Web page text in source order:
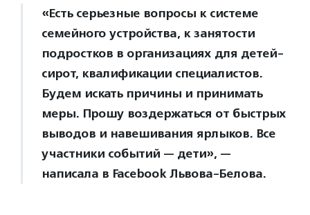
«Есть серьезные вопросы к системе
семейного устройства, к занятости
подростков в организациях для детей-
сирот, квалификации специалистов.
Будем искать причины и принимать
меры. Прошу воздержаться от быстрых
выводов и навешивания ярлыков. Все
участники событий — дети», —
написала в Facebook Львова-Белова.